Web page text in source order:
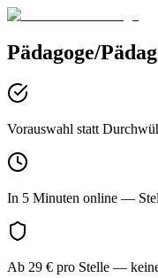
Pädagoge/
Vorauswahl statt
In 5 Minuten online —
Ab 29 € pro Stelle —